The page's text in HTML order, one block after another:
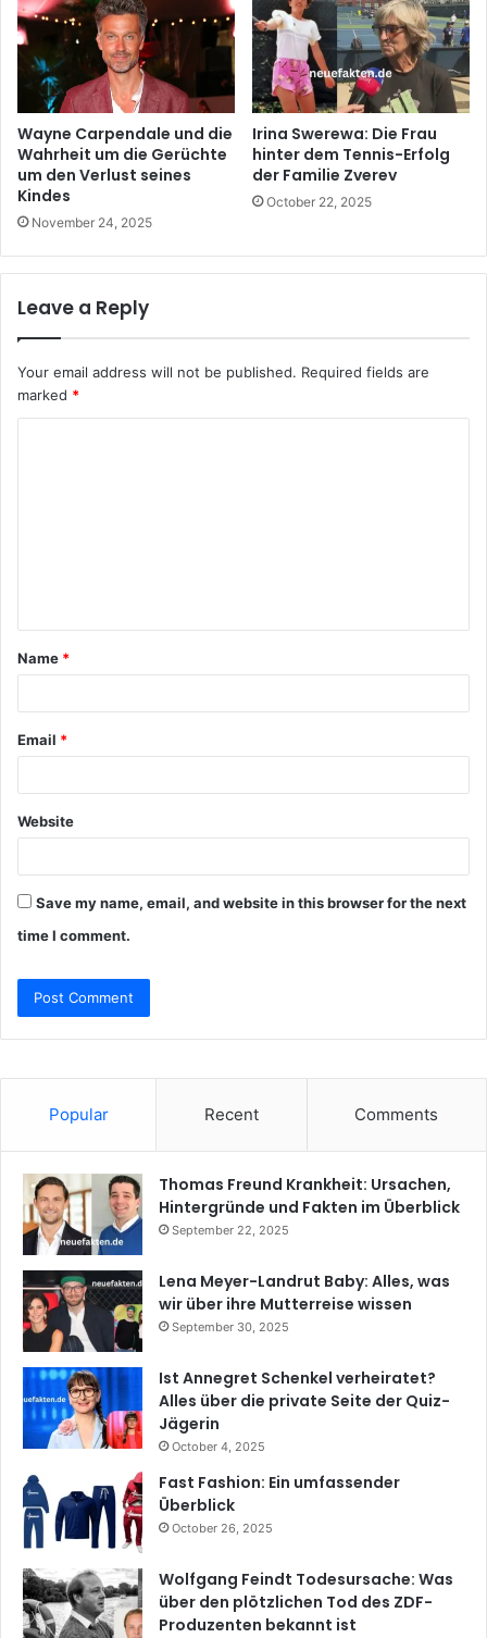
Wayne Carpendale und die
Wahrheit um die Gerüchte
um den Verlust seines
Kindes
November 24, 2025
Irina Swerewa: Die Frau
hinter dem Tennis-Erfolg
der Familie Zverev
October 22, 2025
Leave a Reply
Your email address will not be published. Required fields are
marked *
t
*
Name *
Email *
Website
Save my name, email, and website in this browser for the next
time I comment.
Popular Recent Comments
Thomas Freund Krankheit: Ursachen,
Hintergründe und Fakten im Überblick
September 22, 2025
Lena Meyer-Landrut Baby: Alles, was
wir über ihre Mutterreise wissen
September 30, 2025
Ist Annegret Schenkel verheiratet?
Alles über die private Seite der Quiz-
Jägerin
October 4, 2025
Fast Fashion: Ein umfassender
Überblick
October 26, 2025
Wolfgang Feindt Todesursache: Was
über den plötzlichen Tod des ZDF-
Produzenten bekannt ist